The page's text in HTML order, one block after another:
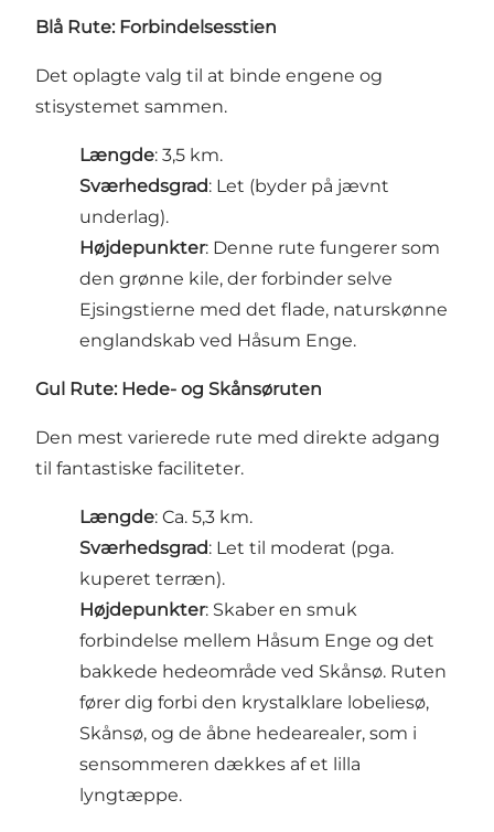
Blå Rute: Forbindelsesstien
Det oplagte valg til at binde engene og
stisystemet sammen.
Længde: 3,5 km.
Sværhedsgrad: Let (byder på jævnt
underlag).
Højdepunkter: Denne rute fungerer som
den grønne kile, der forbinder selve
Ejsingstierne med det flade, naturskønne
englandskab ved Håsum Enge.
Gul Rute: Hede- og Skånsøruten
Den mest varierede rute med direkte adgang
til fantastiske faciliteter.
Længde: Ca. 5,3 km.
Sværhedsgrad: Let til moderat (pga.
kuperet terræn).
Højdepunkter: Skaber en smuk
forbindelse mellem Håsum Enge og det
bakkede hedeområde ved Skånsø. Ruten
fører dig forbi den krystalklare lobeliesø,
Skånsø, og de åbne hedearealer, som i
sensommeren dækkes af et lilla
lyngtæppe.